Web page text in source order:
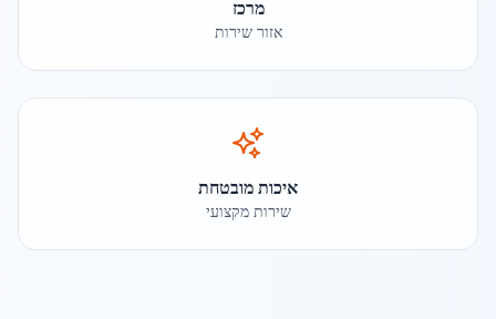
מרכז
אזור שירות
איכות מובטחת
שירות מקצועי